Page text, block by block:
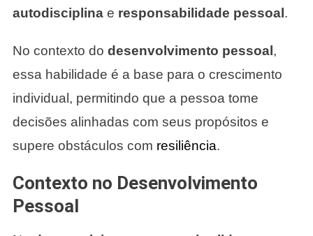
autodisciplinae responsabilidade pessoal.
No contexto do desenvolvimento pessoal,
essa habilidade é a base para o crescimento
individual, permitindo que a pessoa tome
decisões alinhadas com seus propósitos e
supere obstáculos com resiliência.
Contexto no Desenvolvimento
Pessoal